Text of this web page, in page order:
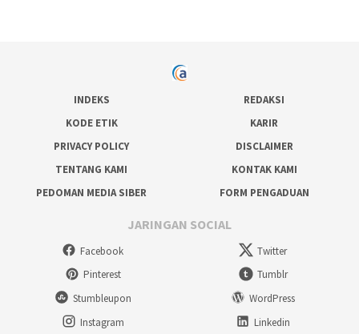
INDEKS
REDAKSI
KODE ETIK
KARIR
PRIVACY POLICY
DISCLAIMER
TENTANG KAMI
KONTAK KAMI
PEDOMAN MEDIA SIBER
FORM PENGADUAN
JARINGAN SOCIAL
Facebook
Twitter
Pinterest
Tumblr
Stumbleupon
WordPress
Instagram
Linkedin